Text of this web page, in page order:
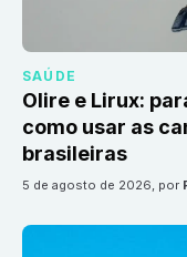
SAÚDE
Olire e Lirux:
como usar as
brasileiras
5 de agosto de 2026, por